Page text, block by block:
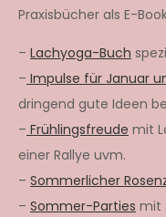
Praxisbücher als E-
– Lachyoga-Buch
– Impulse für Januar
dringend gute Ideen
– Frühlingsfreude mit
einer Rallye uvm.
– Sommerlicher
– Sommer-Parties mit